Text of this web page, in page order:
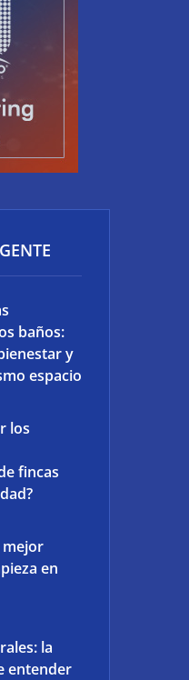
baños:
y
espacio
los
fincas
mejor
en
la
entender